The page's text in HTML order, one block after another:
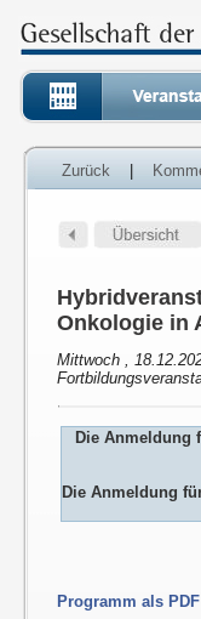
Zurück
Onkologie in
Mittwoch ,
Die Anmeldung
Die Anmeldung
Programm als PDF